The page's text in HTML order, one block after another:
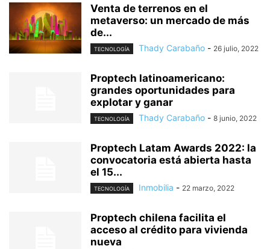
Venta de terrenos en el
metaverso: un mercado de más
de...
TECNOLOGÍA Thady Carabaño - 26 julio, 2022
Proptech latinoamericano:
grandes oportunidades para
explotar y ganar
TECNOLOGÍA Thady Carabaño - 8 junio, 2022
Proptech Latam Awards 2022: la
convocatoria está abierta hasta
el 15...
TECNOLOGÍA Inmobilia - 22 marzo, 2022
Proptech chilena facilita el
acceso al crédito para vivienda
nueva